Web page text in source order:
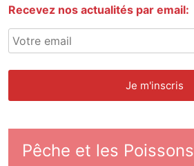
Recevez nos actualités par email:
Pêche et les Poissons